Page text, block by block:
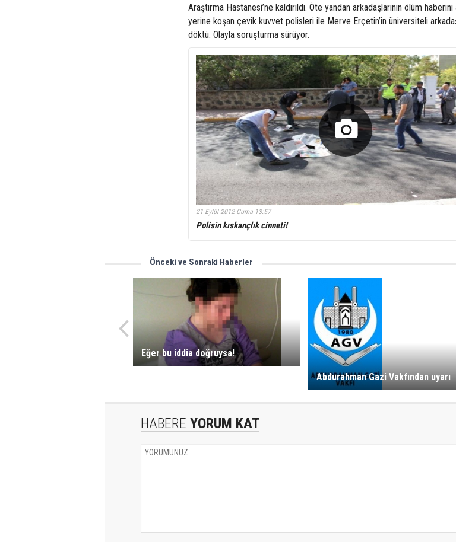
Araştırma Hastanesi’ne kaldırıldı. Öte yandan arkadaşlarının ölüm
yerine koşan çevik kuvvet polisleri ile Merve Erçetin’in üniversiteli
döktü. Olayla soruşturma sürüyor.
21 Eylül 2012 Cuma 13:57
Polisin kıskançlık cinneti!
Önceki ve Sonraki Haberler
Eğer bu iddia doğruysa!
Abdurahman Gazi Vakfından uyarı
HABERE YORUM KAT